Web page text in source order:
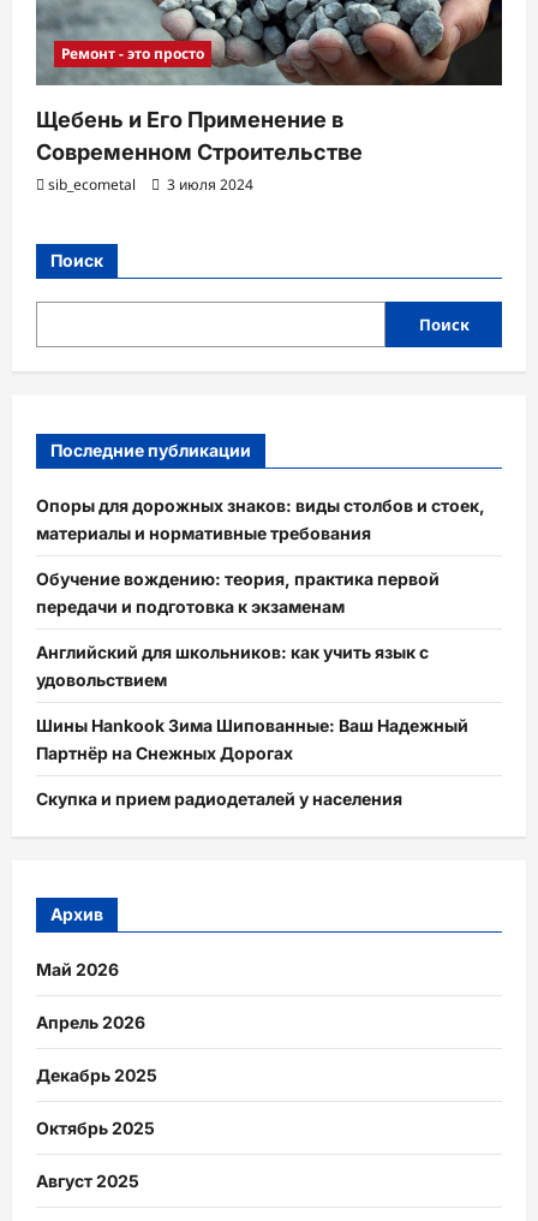
Ремонт - это просто
Щебень и Его Применение в
Современном Строительстве
sib_ecometal 3 июля 2024
Поиск
Поиск
Последние публикации
Опоры для дорожных знаков: виды столбов и стоек,
материалы и нормативные требования
Обучение вождению: теория, практика первой
передачи и подготовка к экзаменам
Английский для школьников: как учить язык с
удовольствием
Шины Hankook Зима Шипованные: Ваш Надежный
Партнёр на Снежных Дорогах
Скупка и прием радиодеталей у населения
Архив
Май 2026
Апрель 2026
Декабрь 2025
Октябрь 2025
Август 2025